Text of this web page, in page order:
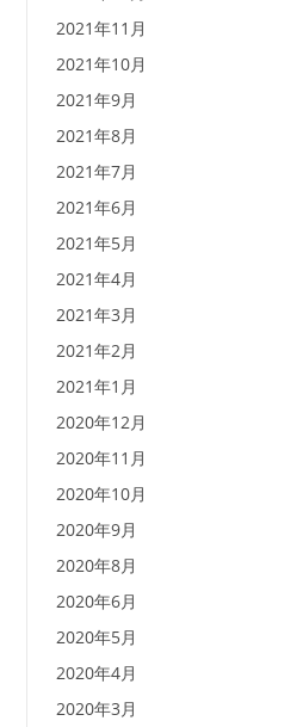
2021年11月
2021年10月
2021年9月
2021年8月
2021年7月
2021年6月
2021年5月
2021年4月
2021年3月
2021年2月
2021年1月
2020年12月
2020年11月
2020年10月
2020年9月
2020年8月
2020年6月
2020年5月
2020年4月
2020年3月